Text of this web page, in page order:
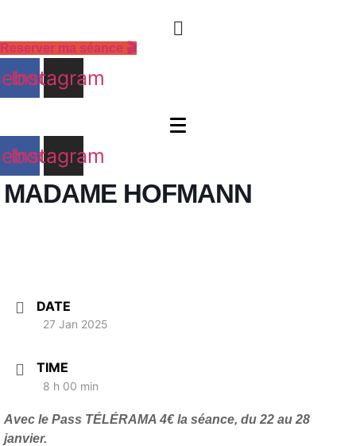
contenu
Reserver ma séance 🎬
Instagram
Instagram
MADAME HOFMANN
DATE
27 Jan 2025
TIME
8 h 00 min
Avec le Pass TÉLÉRAMA 4€ la séance, du 22 au 28
janvier.